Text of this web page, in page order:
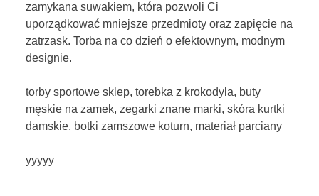
zamykana suwakiem, która pozwoli Ci
uporządkować mniejsze przedmioty oraz zapięcie na
zatrzask. Torba na co dzień o efektownym, modnym
designie.
torby sportowe sklep, torebka z krokodyla, buty
męskie na zamek, zegarki znane marki, skóra kurtki
damskie, botki zamszowe koturn, materiał parciany
yyyyy